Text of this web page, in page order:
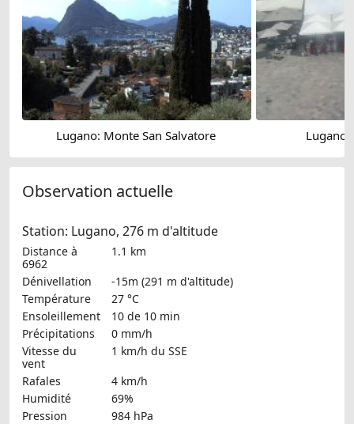
Lugano: Monte San Salvatore Lugano:
Observation actuelle
Station: Lugano, 276 m d'altitude
Distance à
6962
1.1 km
Dénivellation
-15m (291 m d'altitude)
Température
27 °C
Ensoleillement
10 de 10 min
Précipitations
0 mm/h
Vitesse du
vent
1 km/h du SSE
Rafales
4 km/h
Humidité
69%
Pression
984 hPa